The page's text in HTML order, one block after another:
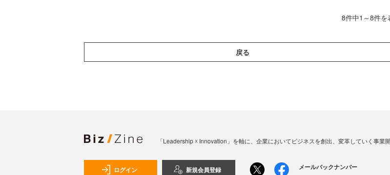
8件中1～8件を
戻る
「Leadership ☓ Innovation」を軸に、企業においてビジネスを創出、変革していく事業
ログイン 新規会員登録 メールバックナンバー